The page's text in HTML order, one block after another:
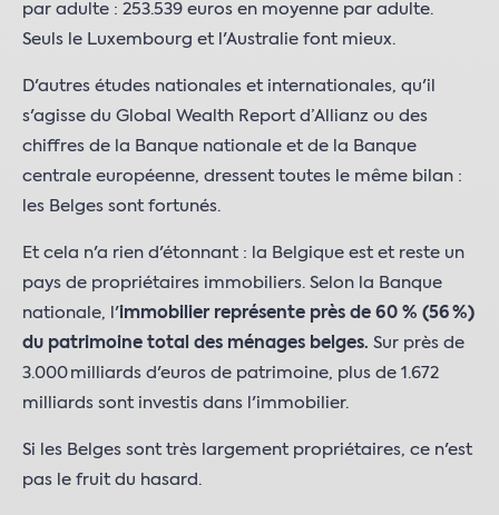
par adulte : 253.539 euros en moyenne par adulte.
Seuls le Luxembourg et l'Australie font mieux.
D'autres études nationales et internationales, qu'il
s'agisse du Global Wealth Report d’Allianz ou des
chiffres de la Banque nationale et de la Banque
centrale européenne, dressent toutes le même bilan :
les Belges sont fortunés.
Et cela n'a rien d'étonnant : la Belgique est et reste un
pays de propriétaires immobiliers. Selon la Banque
nationale, l'immobilier représente près de 60 % (56 %)
du patrimoine total des ménages belges. Sur près de
3.000 milliards d'euros de patrimoine, plus de 1.672
milliards sont investis dans l'immobilier.
Si les Belges sont très largement propriétaires, ce n'est
pas le fruit du hasard.